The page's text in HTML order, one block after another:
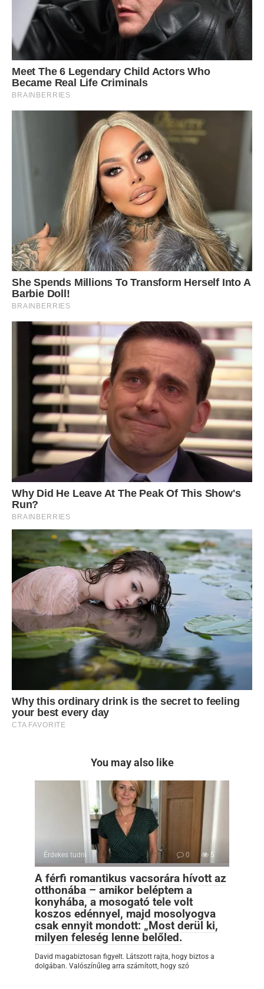
You may also like
Érdekes tudni 0 5
A férfi romantikus vacsorára hívott az
otthonába – amikor beléptem a
konyhába, a mosogató tele volt
koszos edénnyel, majd mosolyogva
csak ennyit mondott: „Most derül ki,
milyen feleség lenne belőled.
David magabiztosan figyelt. Látszott rajta, hogy biztos a
dolgában. Valószínűleg arra számított, hogy szó